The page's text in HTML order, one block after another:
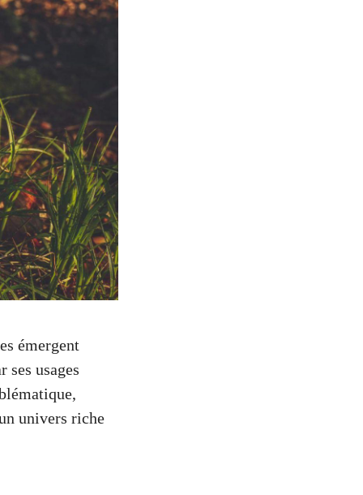
émergent
ses usages
univers riche